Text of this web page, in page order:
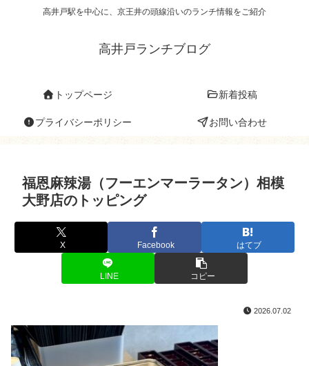
高井戸駅を中心に、京王井の頭線沿いのランチ情報をご紹介
高井戸ランチブログ
トップページ 新着投稿
プライバシーポリシー お問い合わせ
福恩麻辣湯（フーエンマーラータン）相模
大野店のトッピング
X Facebook はてブ
LINE コピー
2026.07.02